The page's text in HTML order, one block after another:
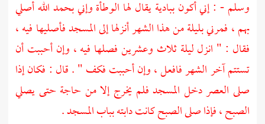
وسلم - : إني أكون ببادية يقال لها الوطأةوإني بحمد الله أصلي
بهم ، فمرني بليلة من هذا الشهر أنزلها إلى المسجد فأصليها فيه ،
فقال : " انزل ليلة ثلاث وعشرين فصلها فيه ، وإن أحببت أن
تستتم آخر الشهر فافعل ، وإن أحببت فكف " . قال : فكان إذا
صلى العصر دخل المسجد فلم يخرج إلا من حاجة حتى يصلي
الصبح ، فإذا صلى الصبح كانت دابته بباب المسجد .